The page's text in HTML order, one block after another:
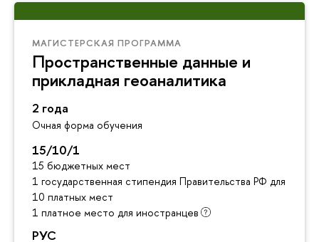
МАГИСТЕРСКАЯ ПРОГРАММА
Пространственные данные и
прикладная геоаналитика
2 года
Очная форма обучения
15/10/1
15 бюджетных мест
1 государственная стипендия Правительства РФ для
10 платных мест
1 платное место для иностранцев
РУС